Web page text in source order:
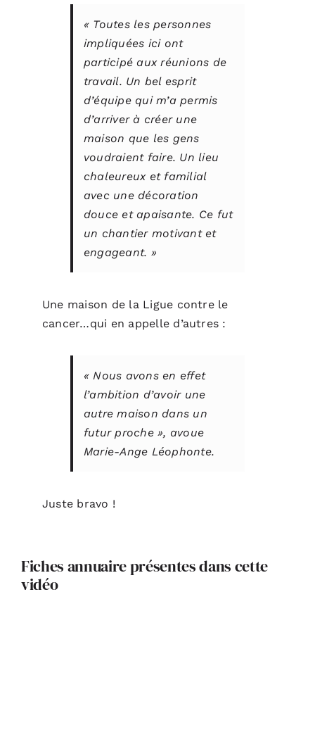
« Toutes les personnes
impliquées ici ont
participé aux réunions de
travail. Un bel esprit
d’équipe qui m’a permis
d’arriver à créer une
maison que les gens
voudraient faire. Un lieu
chaleureux et familial
avec une décoration
douce et apaisante. Ce fut
un chantier motivant et
engageant. »
Une maison de la Ligue contre le
cancer…qui en appelle d’autres :
« Nous avons en effet
l’ambition d’avoir une
autre maison dans un
futur proche », avoue
Marie-Ange Léophonte.
Juste bravo !
Fiches annuaire présentes dans cette
vidéo